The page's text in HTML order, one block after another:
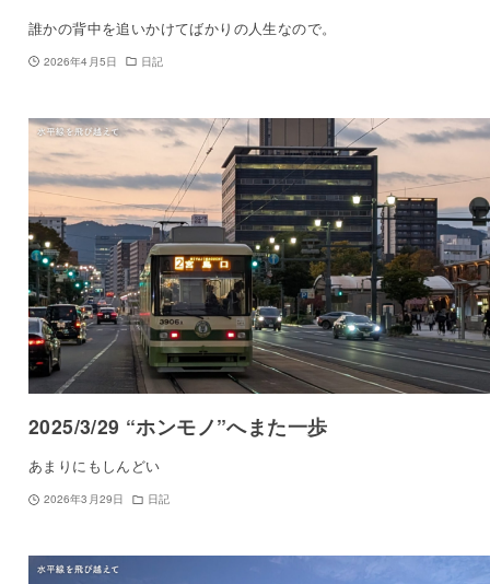
誰かの背中を追いかけてばかりの人生なので。
2026年4月5日 日記
2025/3/29 “ホンモノ”へまた一歩
あまりにもしんどい
2026年3月29日 日記